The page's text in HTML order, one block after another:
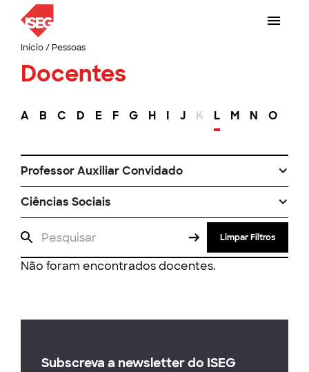
Início/ Pessoas
Docentes
A B C D E F G H I J K L M N O
Professor Auxiliar Convidado
Ciências Sociais
Limpar Filtros
Não foram encontrados docentes.
Subscreva a newsletter do ISEG